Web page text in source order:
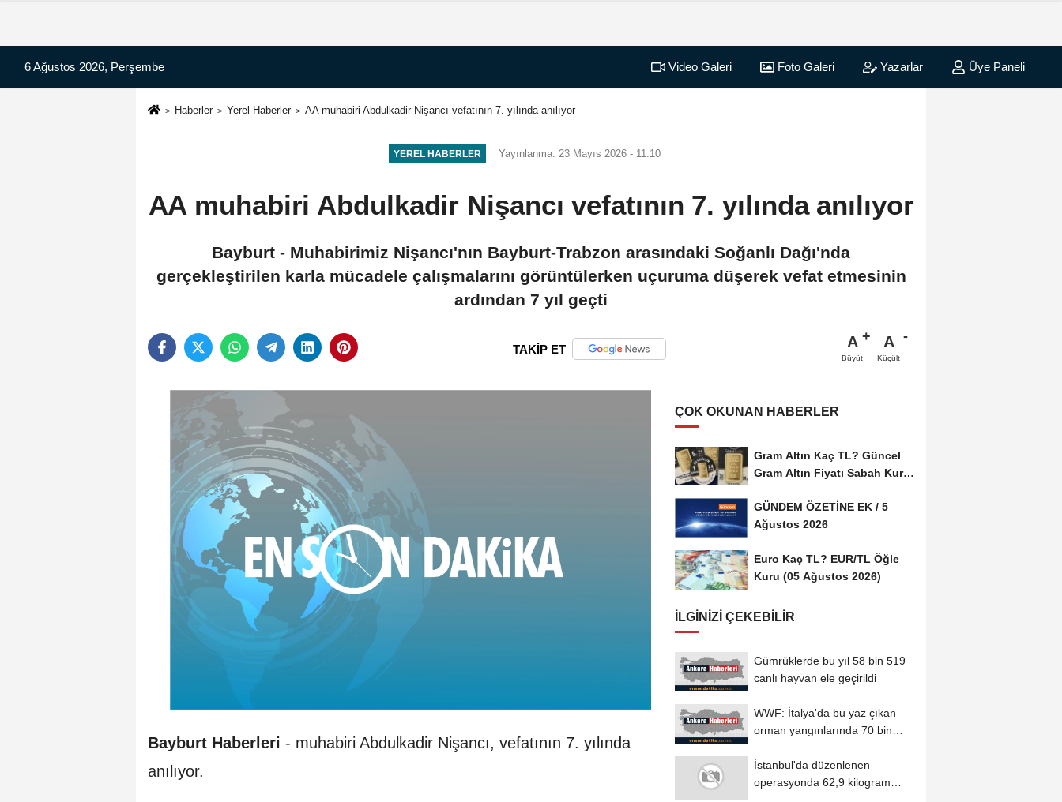
6 Ağustos 2026, Perşembe Video Galeri Foto Galeri Yazarlar Üye Paneli
Haberler Yerel Haberler AA muhabiri Abdulkadir Nişancı vefatının 7. yılında anılıyor
YEREL HABERLER Yayınlanma: 23 Mayıs 2026 - 11:10
AA muhabiri Abdulkadir Nişancı vefatının 7. yılında anılıyor
Bayburt - Muhabirimiz Nişancı'nın Bayburt-Trabzon arasındaki Soğanlı Dağı'nda
gerçekleştirilen karla mücadele çalışmalarını görüntülerken uçuruma düşerek vefat etmesinin
ardından 7 yıl geçti
TAKİP ET A
Büyüt
A
Küçült
Bayburt Haberleri - muhabiri Abdulkadir Nişancı, vefatının 7. yılında
anılıyor.
ÇOK OKUNAN HABERLER
Gram Altın Kaç TL? Güncel
Gram Altın Fiyatı Sabah Kuru
GÜNDEM ÖZETİNE EK / 5
Ağustos 2026
Euro Kaç TL? EUR/TL Öğle
Kuru (05 Ağustos 2026)
İLGINIZI ÇEKEBILIR
Gümrüklerde bu yıl 58 bin 519
canlı hayvan ele geçirildi
WWF: İtalya'da bu yaz çıkan
orman yangınlarında 70 bin
İstanbul'da düzenlenen
operasyonda 62,9 kilogram